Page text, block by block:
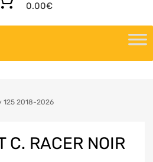
0.00€
125 2018-2026
C. RACER NOIR